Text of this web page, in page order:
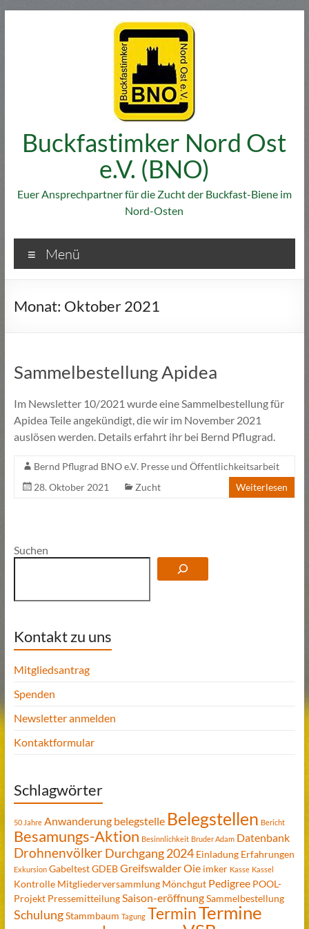
Buckfastimker Nord Ost
e.V. (BNO)
Euer Ansprechpartner für die Zucht der Buckfast-Biene im
Nord-Osten
Menü
Monat: Oktober 2021
Sammelbestellung Apidea
Im Newsletter 10/2021 wurde eine Sammelbestellung für
Apidea Teile angekündigt, die wir im November 2021
auslösen werden. Details erfahrt ihr bei Bernd Pflugrad.
Bernd Pflugrad BNO e.V. Presse und Öffentlichkeitsarbeit
28. Oktober 2021
Zucht Weiterlesen
Suchen
Kontakt zu uns
Mitgliedsantrag
Spenden
Newsletter anmelden
Kontaktformular
Schlagwörter
50 Jahre Anwanderung belegstelle Belegstellen Bericht
Besamungs-Aktion Besinnlichkeit Bruder Adam Datenbank
DrohnenvölkerDurchgang 2024 Einladung Erfahrungen
Exkursion GabeltestGDEBGreifswalder Oie imker Kasse Kassel
Kontrolle Mitgliederversammlung Mönchgut Pedigree POOL-
Projekt PressemitteilungSaison-eröffnungSammelbestellung
SchulungStammbaum Tagung TerminTermine